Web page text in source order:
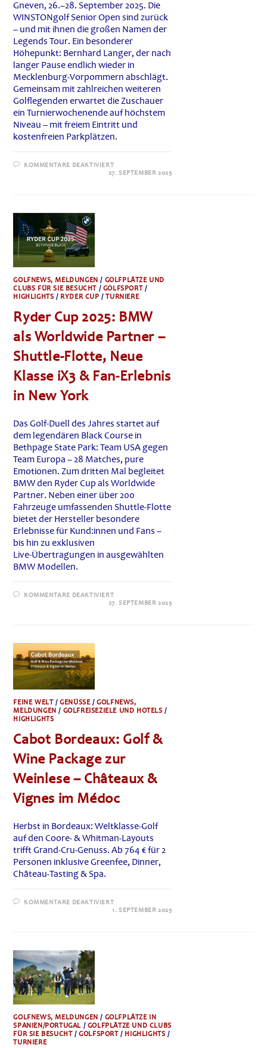
Gneven, 26.–28. September 2025. Die
WINSTONgolf Senior Open sind zurück
– und mit ihnen die großen Namen der
Legends Tour. Ein besonderer
Höhepunkt: Bernhard Langer, der nach
langer Pause endlich wieder in
Mecklenburg-Vorpommern abschlägt.
Gemeinsam mit zahlreichen weiteren
Golflegenden erwartet die Zuschauer
ein Turnierwochenende auf höchstem
Niveau – mit freiem Eintritt und
kostenfreien Parkplätzen.
KOMMENTARE DEAKTIVIERTFÜR
DAMENPOWER,
27. SEPTEMBER 2025
GOLFNEWS, MELDUNGEN / GOLFPLÄTZE UND
CLUBS FÜR SIE BESUCHT / GOLFSPORT/
HIGHLIGHTS / RYDER CUP /TURNIERE
Ryder Cup 2025: BMW
als Worldwide Partner –
Shuttle-Flotte, Neue
Klasse iX3 & Fan‑Erlebnis
in New York
Das Golf‑Duell des Jahres startet auf
dem legendären Black Course in
Bethpage State Park: Team USA gegen
Team Europa – 28 Matches, pure
Emotionen. Zum dritten Mal begleitet
BMW den Ryder Cup als Worldwide
Partner. Neben einer über 200
Fahrzeuge umfassenden Shuttle‑Flotte
bietet der Hersteller besondere
Erlebnisse für Kund:innen und Fans –
bis hin zu exklusiven
Live‑Übertragungen in ausgewählten
BMW Modellen.
KOMMENTARE DEAKTIVIERTFÜR
RYDER
&
FAN‑ERLEBNIS
YORK
27. SEPTEMBER 2025
FEINE WELT/GENÜSSE/GOLFNEWS,
MELDUNGEN / GOLFREISEZIELE UND HOTELS /
HIGHLIGHTS
Cabot Bordeaux: Golf &
Wine Package zur
Weinlese – Châteaux &
Vignes im Médoc
Herbst in Bordeaux: Weltklasse-Golf
auf den Coore- & Whitman-Layouts
trifft Grand-Cru-Genuss. Ab 764 € für 2
Personen inklusive Greenfee, Dinner,
Château-Tasting & Spa.
KOMMENTARE DEAKTIVIERTFÜR
CABOT
1. SEPTEMBER 2025
GOLFNEWS, MELDUNGEN / GOLFPLÄTZE IN
SPANIEN/PORTUGAL / GOLFPLÄTZE UND CLUBS
FÜR SIE BESUCHT/GOLFSPORT/ HIGHLIGHTS /
TURNIERE